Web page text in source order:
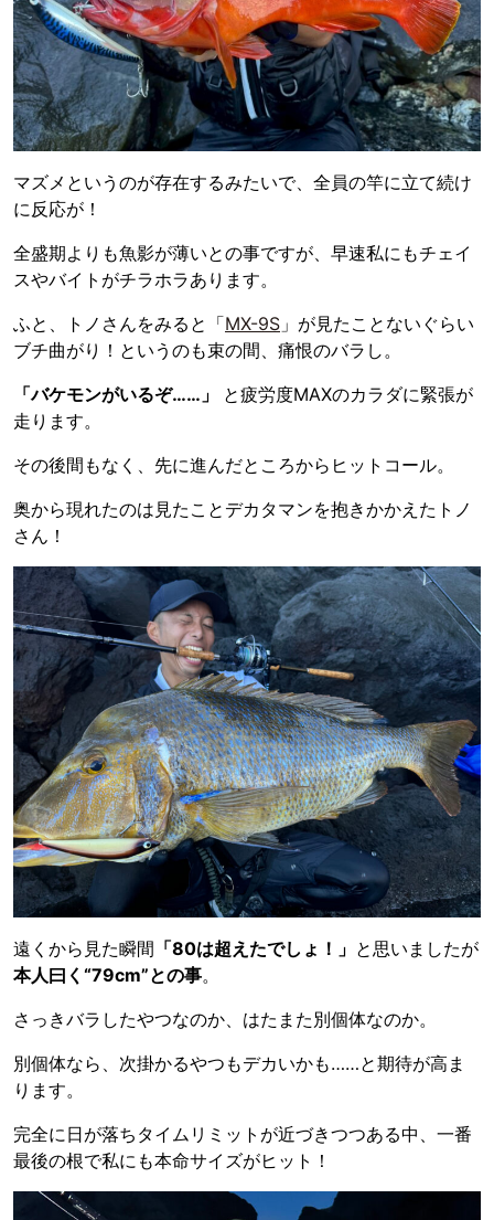
マズメというのが存在するみたいで、全員の竿に立て続け
に反応が！
全盛期よりも魚影が薄いとの事ですが、早速私にもチェイ
スやバイトがチラホラあります。
ふと、トノさんをみると「MX-9S 」が見たことないぐらい
ブチ曲がり！というのも束の間、痛恨のバラし。
「バケモンがいるぞ……」 と疲労度MAXのカラダに緊張が
走ります。
その後間もなく、先に進んだところからヒットコール。
奥から現れたのは見たことデカタマンを抱きかかえたトノ
さん！
遠くから見た瞬間 「80は超えたでしょ！」 と思いましたが
本人曰く“79cm”との事。
さっきバラしたやつなのか、はたまた別個体なのか。
別個体なら、次掛かるやつもデカいかも……と期待が高ま
ります。
完全に日が落ちタイムリミットが近づきつつある中、一番
最後の根で私にも本命サイズがヒット！